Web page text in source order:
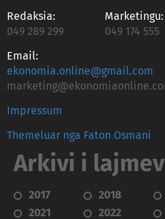
Redaksia:
049 289 299
Marketingu:
049 174 555
Email:
ekonomia.online@gmail.com
Impressum
Themeluar nga Faton Osmani
Arkivi i
2017 2018
2021
2022